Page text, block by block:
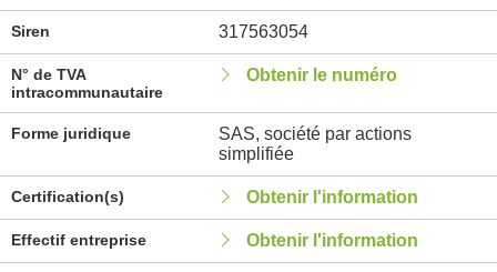
Siren 317563054
N° de TVA
intracommunautaire
Obtenir le numéro
Forme juridique
SAS, société par actions
simplifiée
Certification(s) Obtenir l'information
Effectif entreprise Obtenir l'information